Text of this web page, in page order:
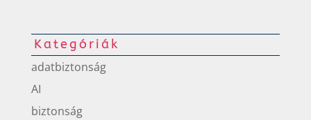
Kategóriák
adatbiztonság
AI
biztonság